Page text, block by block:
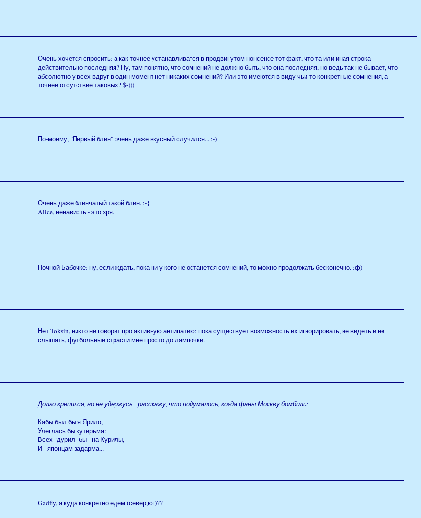
Очень хочется спросить: а как точнее устанавливатся в продвинутом нонсенсе тот факт, что та или иная строка -
действительно последняя? Ну, там понятно, что сомнений не должно быть, что она последняя, но ведь так не бывает, что
абсолютно у всех вдруг в один момент нет никаких сомнений? Или это имеются в виду чьи-то конкретные сомнения, а
точнее отсутствие таковых? $-)))
По-моему, "Первый блин" очень даже вкусный случился... :-)
Очень даже блинчатый такой блин. :-}
Alice, ненависть - это зря.
Ночной Бабочке: ну, если ждать, пока ни у кого не останется сомнений, то можно продолжать бесконечно. :ф)
Нет Toksin, никто не говорит про активную антипатию: пока существует возможность их игнорировать, не видеть и не
слышать, футбольные страсти мне просто до лампочки.
Долго крепился, но не удержусь - расскажу, что подумалось, когда фаны Москву бомбили:
Кабы был бы я Ярило,
Улеглась бы кутерьма:
Всех "дурил" бы - на Курилы,
И - японцам задарма...
Gadfly, а куда конкретно едем (север,юг)??